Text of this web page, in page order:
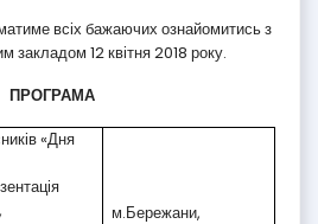
всіх бажаючих ознайомитись з
закладом 12 квітня 2018 року.
ПРОГРАМА
«Дня
м.Бережани,